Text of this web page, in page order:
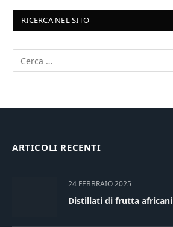
RICERCA NEL SITO
ARTICOLI RECENTI
24 FEBBRAIO 2025
Distillati di frutta africani